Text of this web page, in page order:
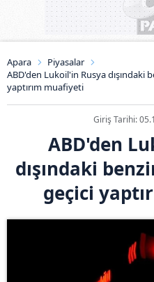
Apara
Piyasalar
ABD'den Lukoil'in Rusya dışındaki
yaptırım muafiyeti
Giriş Tarihi:
ABD'den
dışındaki
geçici